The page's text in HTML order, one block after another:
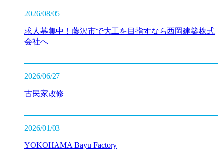
2026/08/05
求人募集中！藤沢市で大工を目指すなら西岡建築株式
会社へ
2026/06/27
古民家改修
2026/01/03
YOKOHAMA Bayu Factory